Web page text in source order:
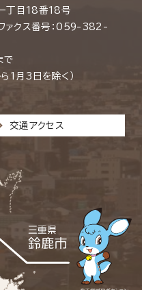
丁目18番18号
クス番号：059-382-
で
1月3日を除く）
交通アクセス